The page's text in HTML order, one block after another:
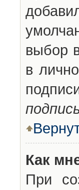
выбор
в
Как
При